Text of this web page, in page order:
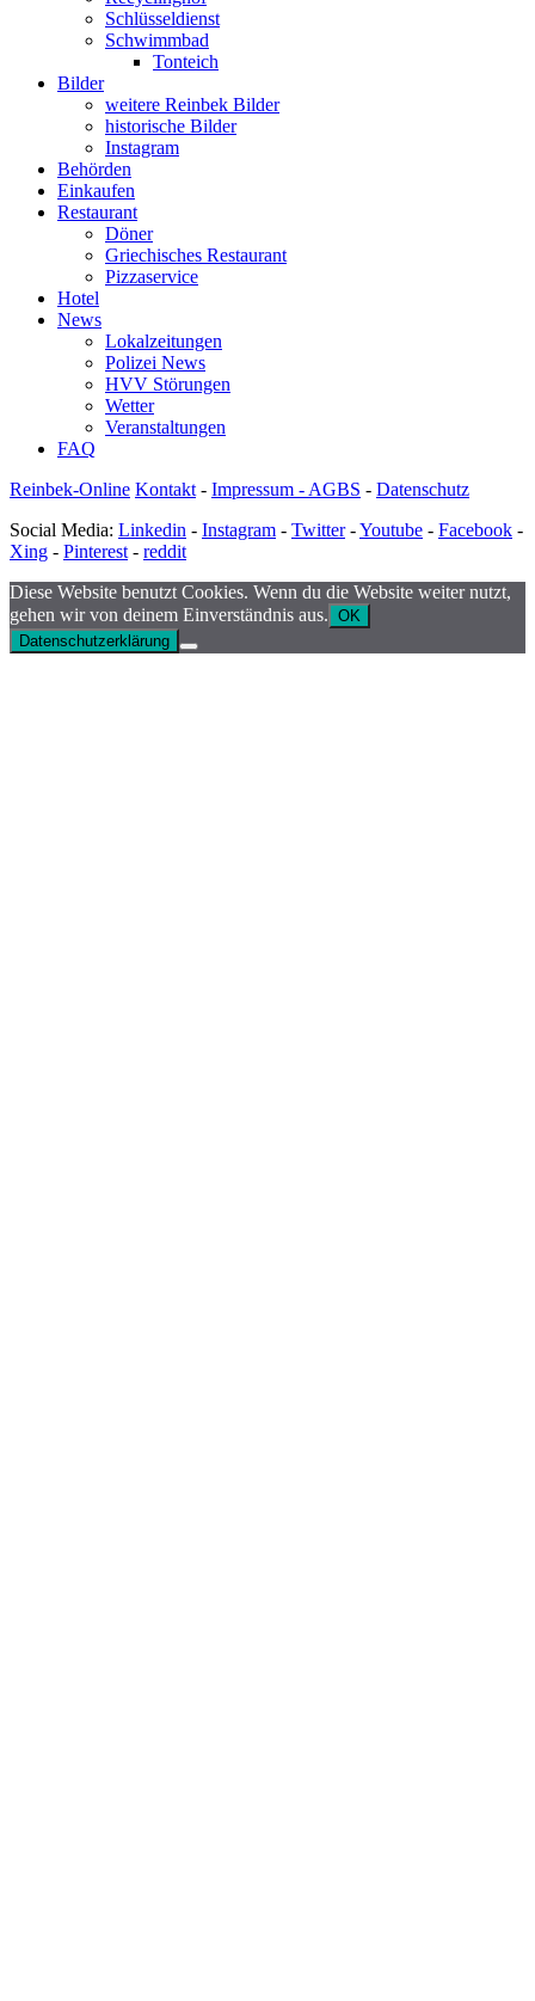
Schlüsseldienst
Schwimmbad
Tonteich
Bilder
weitere Reinbek Bilder
historische Bilder
Instagram
Behörden
Einkaufen
Restaurant
Döner
Griechisches Restaurant
Pizzaservice
Hotel
News
Lokalzeitungen
Polizei News
HVV Störungen
Wetter
Veranstaltungen
FAQ
Reinbek-Online Kontakt - Impressum - AGBS - Datenschutz
Social Media: Linkedin - Instagram - Twitter-Youtube - Facebook -
Xing - Pinterest - reddit
Diese Website benutzt Cookies. Wenn du die Website weiter nutzt,
gehen wir von deinem Einverständnis aus. OK
Datenschutzerklärung